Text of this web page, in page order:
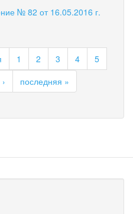
№ 82 от 16.05.2016 г.
1 2 3 4
5
последняя »